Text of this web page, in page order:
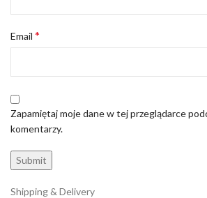
Email *
Zapamiętaj moje dane w tej przeglądarce
komentarzy.
Shipping & Delivery